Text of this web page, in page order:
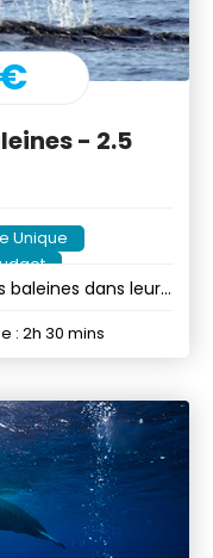
- 2.5
Unique
baleines dans leur
: 2h 30 mins